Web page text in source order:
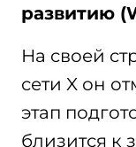
развитию
На своей
сети X он
этап
близится к